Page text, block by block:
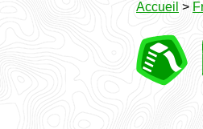
Accueil >